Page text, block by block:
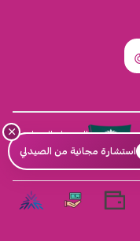
السجل التجاري
4030431116
×
استشارة مجانية من الصيدلي